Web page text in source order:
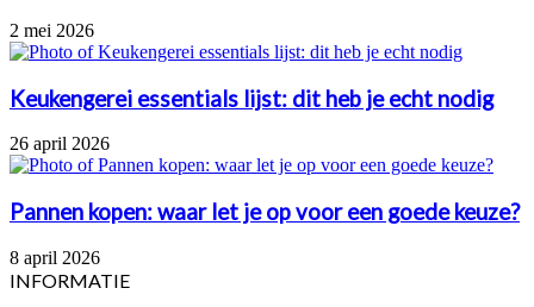
2 mei 2026
Keukengerei essentials lijst: dit heb je echt nodig
26 april 2026
Pannen kopen: waar let je op voor een goede keuze?
8 april 2026
INFORMATIE